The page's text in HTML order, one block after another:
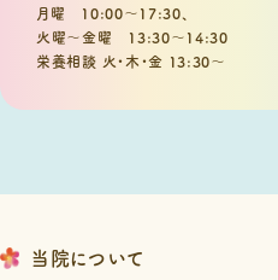
月曜 10:00～17:30、
火曜～金曜 13:30～14:30
栄養相談 火・木・金 13:30～
当院について